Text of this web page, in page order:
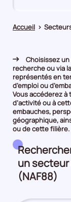
Accueil >
Choisissez
recherche ou via
représentés en
d’emploi ou
Vous accéderez
d’activité ou à
embauches,
géographique,
ou de cette filière.
un secteur
(NAF88)